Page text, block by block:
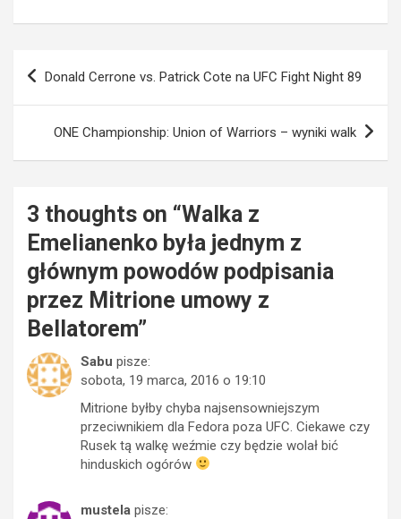
Nawigacja
Donald Cerrone vs. Patrick Cote na UFC Fight Night 89
ONE Championship: Union of Warriors – wyniki walk
3 thoughts on “Walka z
Emelianenko była jednym z
głównym powodów podpisania
przez Mitrione umowy z
Bellatorem”
Sabu pisze:
sobota, 19 marca, 2016 o 19:10
Mitrione byłby chyba najsensowniejszym
przeciwnikiem dla Fedora poza UFC. Ciekawe czy
Rusek tą walkę weźmie czy będzie wolał bić
hinduskich ogórów
mustela pisze: